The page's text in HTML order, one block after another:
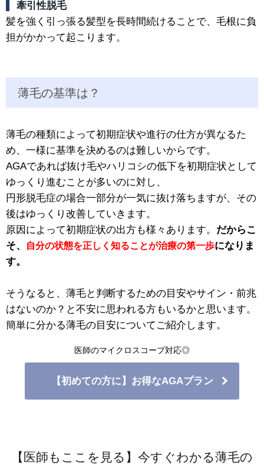
牽引性脱毛
髪を強く引っ張る髪型を長時間続けることで、毛根に負
担がかかって起こります。
薄毛の基準は？
薄毛の種類によって初期症状や進行の仕方が異なるた
め、一様に基準を決めるのは難しいからです。
AGAであれば抜け毛やハリコシの低下を初期症状として
ゆっくり進むことが多いのに対し、
円形脱毛症の場合一部分が一気に抜け落ちますが、その
後はゆっくり改善していきます。
原因によって初期症状の出方も様々あります。 だからこ
そ、
自分の状態を正しく知ることが治療の第一歩になりま
す。
そうなると、薄毛と判断するための目安やサイン・前兆
はないのか？と不安に思われる方もいるかと思います。
簡単に分かる薄毛の目安についてご紹介します。
医師のマイクロスコープ対応◎
【初めての方に】お得なAGAプラン
【医師もここを見る】今すぐわかる薄毛の